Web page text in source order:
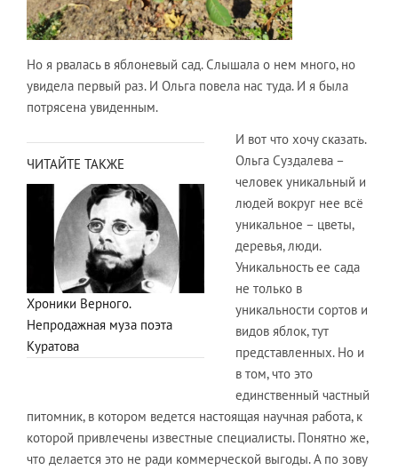
Но я рвалась в яблоневый сад. Слышала о нем много, но
увидела первый раз. И Ольга повела нас туда. И я была
потрясена увиденным.
ЧИТАЙТЕ ТАКЖЕ
Хроники Верного.
Непродажная муза поэта
Куратова
И вот что хочу сказать.
Ольга Суздалева –
человек уникальный и
людей вокруг нее всё
уникальное – цветы,
деревья, люди.
Уникальность ее сада
не только в
уникальности сортов и
видов яблок, тут
представленных. Но и
в том, что это
единственный частный
питомник, в котором ведется настоящая научная работа, к
которой привлечены известные специалисты. Понятно же,
что делается это не ради коммерческой выгоды. А по зову